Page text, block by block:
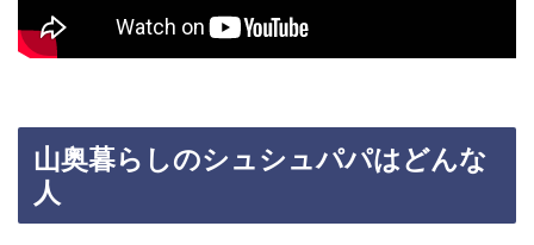
山奥暮らしのシュシュパパはどんな
人